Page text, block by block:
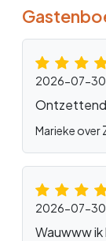
2026-07-30
Ontzettend
Marieke over
2026-07-30
Wauwww ik